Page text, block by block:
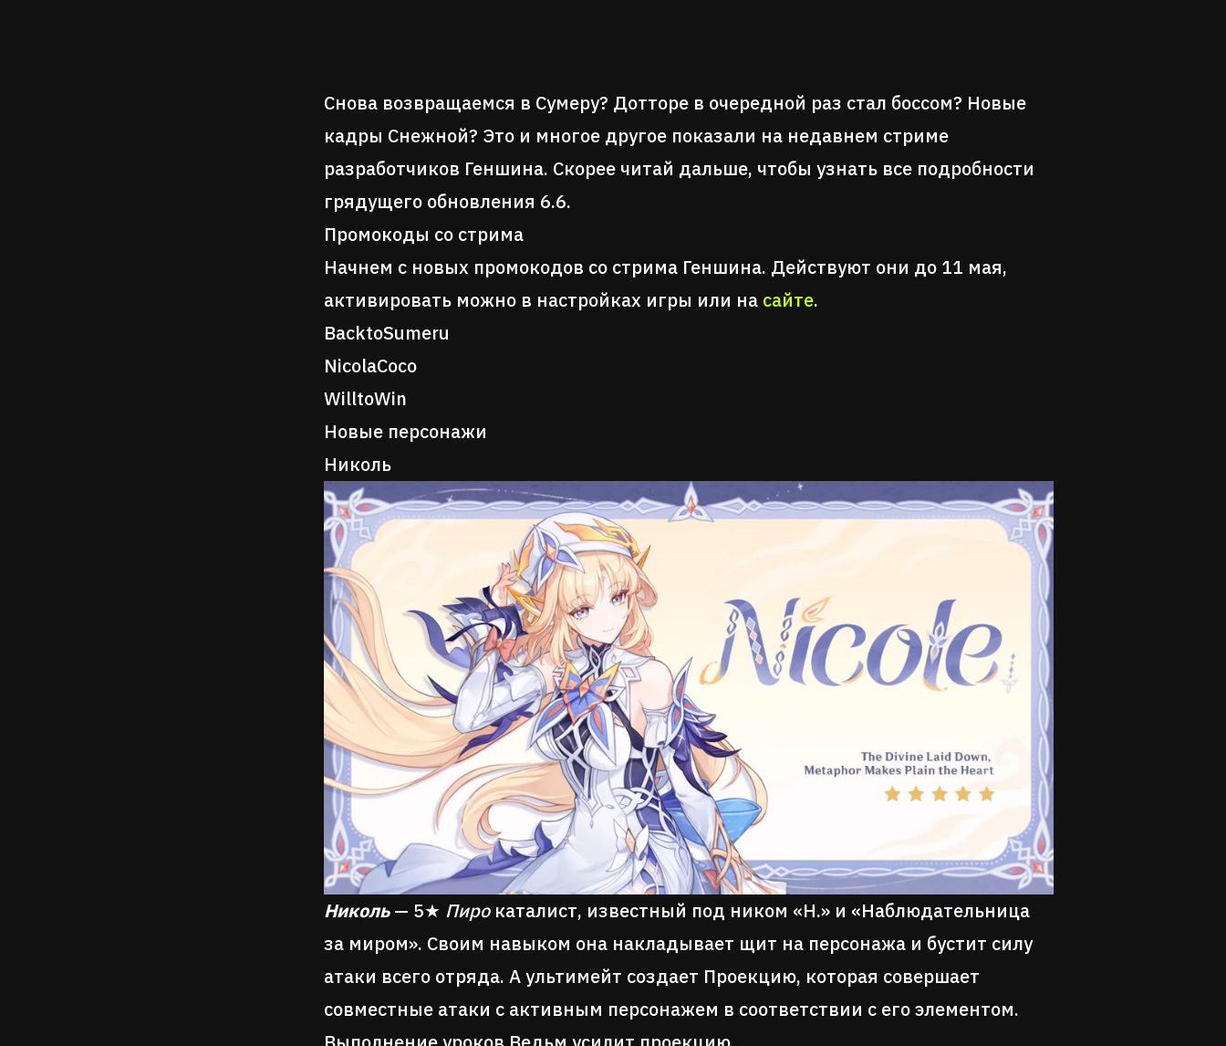
Снова возвращаемся в Сумеру? Дотторе в очередной раз стал боссом? Новые
кадры Снежной? Это и многое другое показали на недавнем стриме
разработчиков Геншина. Скорее читай дальше, чтобы узнать все подробности
грядущего обновления 6.6.
Промокоды со стрима
Начнем с новых промокодов со стрима Геншина. Действуют они до 11 мая,
активировать можно в настройках игры или на сайте.
BacktoSumeru
NicolaCoco
WilltoWin
Новые персонажи
Николь
Николь— 5★ Пиро каталист, известный под ником «Н.» и «Наблюдательница
за миром». Своим навыком она накладывает щит на персонажа и бустит силу
атаки всего отряда. А ультимейт создает Проекцию, которая совершает
совместные атаки с активным персонажем в соответствии с его элементом.